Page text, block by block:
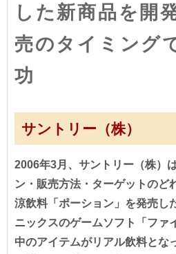
した新商品を開
売のタイミング
功
サントリー（株）
2006年3月、サントリー（株）
ン・販売方法・ターゲットのど
涼飲料「ポーション」を発売し
ニックスのゲームソフト「ファ
中のアイテムがリアル飲料とな